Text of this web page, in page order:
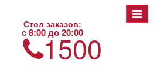
Toggle
Стол заказов:
с 8:00 до 20:00
1500